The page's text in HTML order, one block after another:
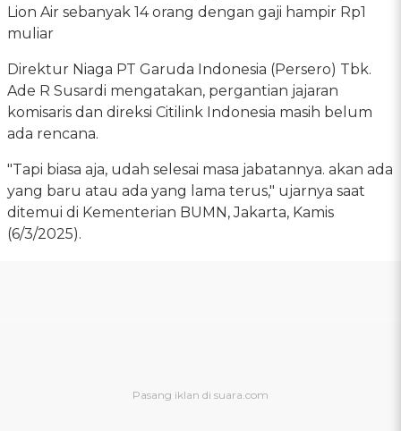
Lion Air sebanyak 14 orang dengan gaji hampir Rp1
muliar
Direktur Niaga PT Garuda Indonesia (Persero) Tbk.
Ade R Susardi mengatakan, pergantian jajaran
komisaris dan direksi Citilink Indonesia masih belum
ada rencana.
"Tapi biasa aja, udah selesai masa jabatannya. akan ada
yang baru atau ada yang lama terus," ujarnya saat
ditemui di Kementerian BUMN, Jakarta, Kamis
(6/3/2025).